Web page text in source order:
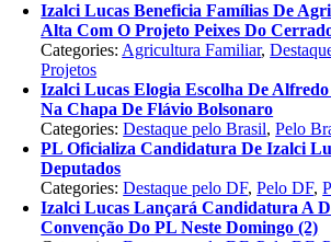
Izalci Lucas Beneficia Famílias De
Alta Com O Projeto Peixes Do
Categories: Agricultura Familiar,
Projetos
Izalci Lucas Elogia Escolha De
Na Chapa De Flávio Bolsonaro
Categories:Destaque pelo Brasil,Pelo
PL Oficializa Candidatura De Izalci
Deputados
Categories:Destaque pelo DF,Pelo DF,
Izalci Lucas Lançará Candidatura A
Convenção Do PL Neste Domingo (2)